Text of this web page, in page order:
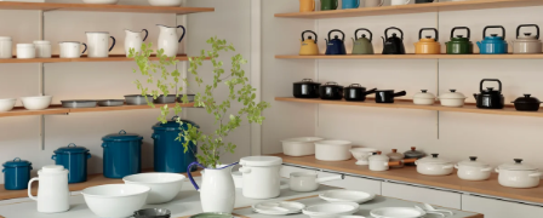
ログイン・新規会員登録
FOLLOW US